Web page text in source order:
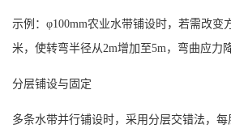
示例： φ100mm农业水带铺设时，若需改变
米，使转弯半径从2m增加至5m，弯曲应力降
分层铺设与固定
多条水带并行铺设时，采用分层交错法，每